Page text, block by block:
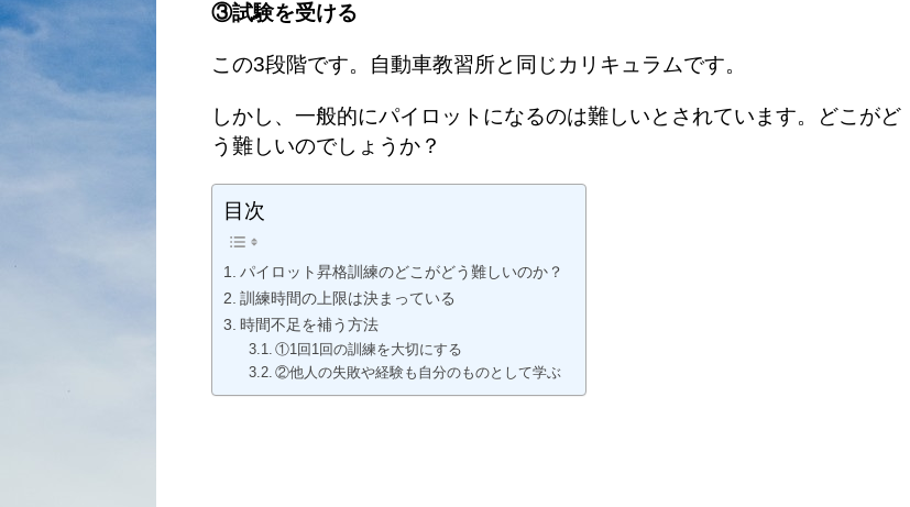
③試験を受ける
この3段階です。自動車教習所と同じカリキュラムです。
しかし、一般的にパイロットになるのは難しいとされています。どこがど
う難しいのでしょうか？
目次
パイロット昇格訓練のどこがどう難しいのか？
訓練時間の上限は決まっている
時間不足を補う方法
①1回1回の訓練を大切にする
②他人の失敗や経験も自分のものとして学ぶ